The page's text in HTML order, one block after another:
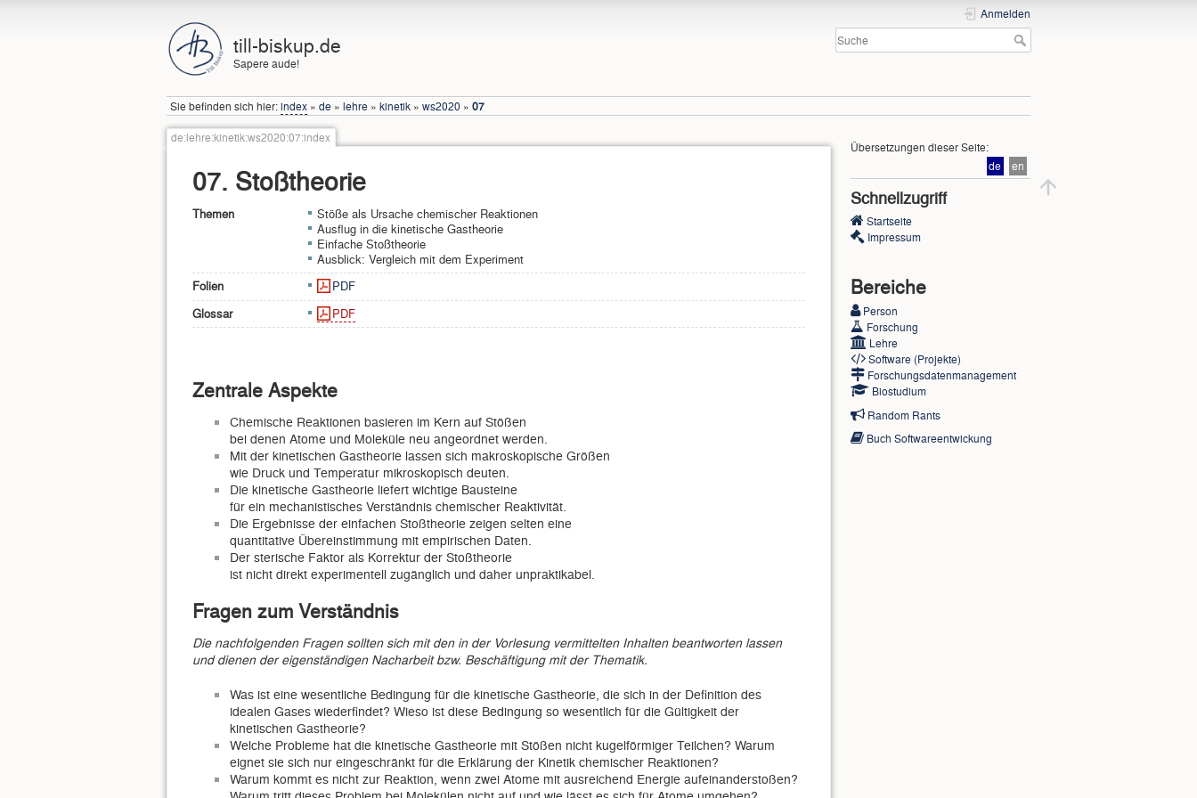
till-biskup.de
Sapere aude!
Anmelden
Sie befinden sich hier:index »de »lehre »kinetik »ws2020 »07
Übersetzungen dieser Seite:
de
en
Schnellzugriff
Startseite
Impressum
Bereiche
Person
Forschung
Lehre
Software (Projekte)
Forschungsdatenmanagement
Biostudium
Random Rants
Buch Softwareentwickung
de:lehre:kinetik:ws2020:07:index
07. Stoßtheorie
Themen
Stöße als Ursache chemischer Reaktionen
Ausflug in die kinetische Gastheorie
Einfache Stoßtheorie
Ausblick: Vergleich mit dem Experiment
Folien
PDF
Glossar
PDF
Zentrale Aspekte
Chemische Reaktionen basieren im Kern auf Stößen
bei denen Atome und Moleküle neu angeordnet werden.
Mit der kinetischen Gastheorie lassen sich makroskopische Größen
wie Druck und Temperatur mikroskopisch deuten.
Die kinetische Gastheorie liefert wichtige Bausteine
für ein mechanistisches Verständnis chemischer Reaktivität.
Die Ergebnisse der einfachen Stoßtheorie zeigen selten eine
quantitative Übereinstimmung mit empirischen Daten.
Der sterische Faktor als Korrektur der Stoßtheorie
ist nicht direkt experimentell zugänglich und daher unpraktikabel.
Fragen zum Verständnis
Die nachfolgenden Fragen sollten sich mit den in der Vorlesung vermittelten Inhalten beantworten lassen
und dienen der eigenständigen Nacharbeit bzw. Beschäftigung mit der Thematik.
Was ist eine wesentliche Bedingung für die kinetische Gastheorie, die sich in der Definition des
idealen Gases wiederfindet? Wieso ist diese Bedingung so wesentlich für die Gültigkeit der
kinetischen Gastheorie?
Welche Probleme hat die kinetische Gastheorie mit Stößen nicht kugelförmiger Teilchen? Warum
eignet sie sich nur eingeschränkt für die Erklärung der Kinetik chemischer Reaktionen?
Warum kommt es nicht zur Reaktion, wenn zwei Atome mit ausreichend Energie aufeinanderstoßen?